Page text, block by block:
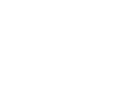
Viva l’Opéra à l’UGC-
Edith Walter, qui,
l’œuvre à 18h15